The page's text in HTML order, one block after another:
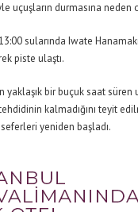
uçuşların durmasına neden
sularında Iwate
piste ulaştı.
bir buçuk saat süren
kalmadığını teyit
yeniden başladı.